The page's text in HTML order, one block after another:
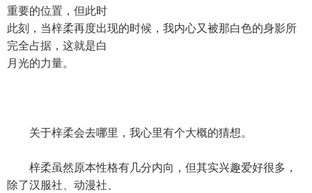
重要的位置，但此时
此刻，当梓柔再度出现的时候，我内心又被那白色的身影所
完全占据，这就是白
月光的力量。
关于梓柔会去哪里，我心里有个大概的猜想。
梓柔虽然原本性格有几分内向，但其实兴趣爱好很多，
除了汉服社、动漫社、